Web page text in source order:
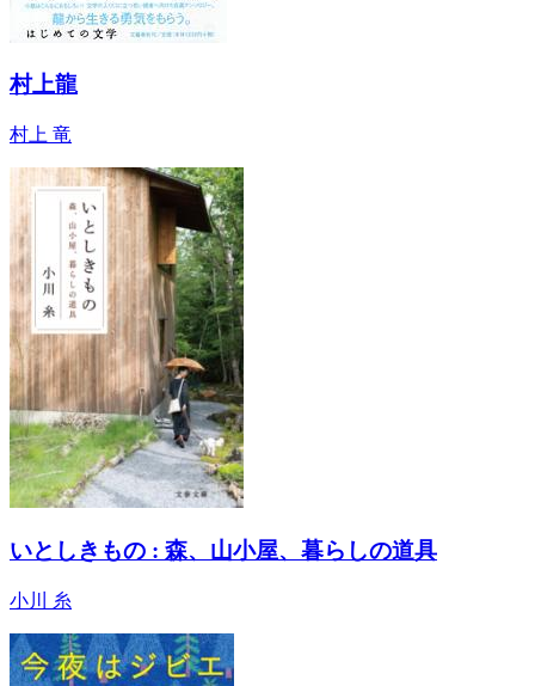
村上龍
村上 竜
いとしきもの : 森、山小屋、暮らしの道具
小川 糸